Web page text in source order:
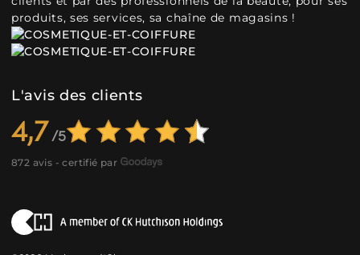
produits, ses services, sa chaîne de magasins !
L'avis des clients
4,7
872 avis - certifié par